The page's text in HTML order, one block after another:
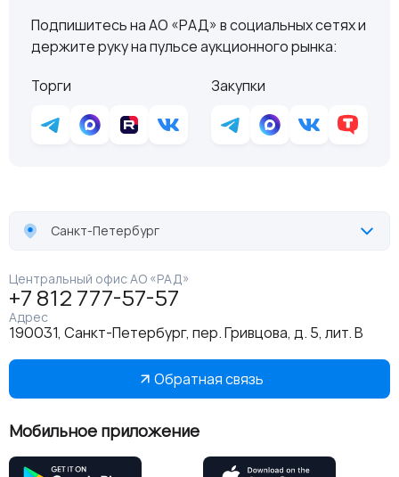
Подпишитесь на АО «РАД» в социальных сетях и
держите руку на пульсе аукционного рынка:
Торги
Закупки
Санкт-Петербург
Центральный офис АО «РАД»
+7 812 777-57-57
Адрес
190031, Санкт-Петербург, пер. Гривцова, д. 5, лит. В
Обратная связь
Мобильное приложение